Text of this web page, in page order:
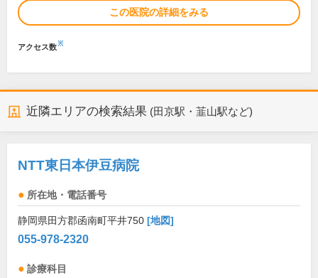
この医院の詳細をみる
アクセス数※
近隣エリアの検索結果 (田京駅・韮山駅など)
NTT東日本伊豆病院
所在地・電話番号
静岡県田方郡函南町平井750 [地図]
055-978-2320
診療科目